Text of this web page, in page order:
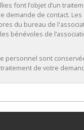
font l’objet d’un
demande de contact.
du bureau de
bénévoles de
personnel sont
de votre